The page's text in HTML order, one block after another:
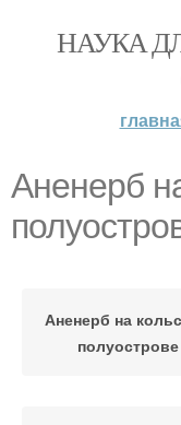
НАУКА
Аненерб
Аненерб на
полуострове